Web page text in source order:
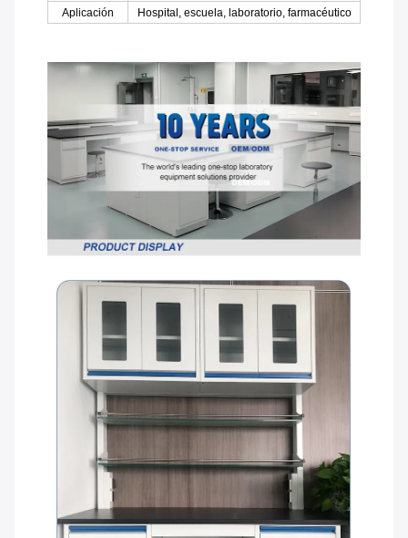
Aplicación
Hospital, escuela, laboratorio, farmacéutico